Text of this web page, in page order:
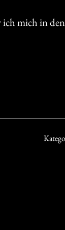
mich in